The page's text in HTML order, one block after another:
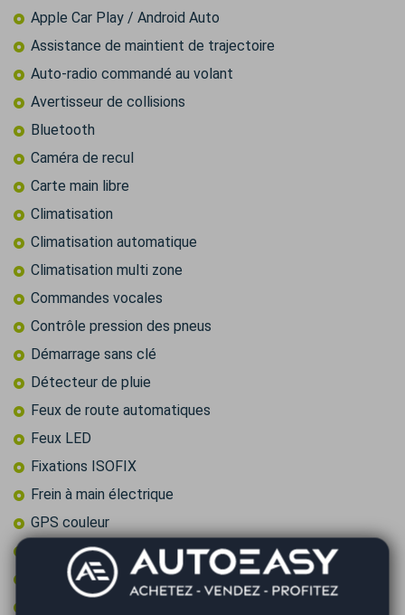
Apple Car Play / Android Auto
Assistance de maintient de trajectoire
Auto-radio commandé au volant
Avertisseur de collisions
Bluetooth
Caméra de recul
Carte main libre
Climatisation
Climatisation automatique
Climatisation multi zone
Commandes vocales
Contrôle pression des pneus
Démarrage sans clé
Détecteur de pluie
Feux de route automatiques
Feux LED
Fixations ISOFIX
Frein à main électrique
GPS couleur
GPS tactile
Intérieur semi-cuir